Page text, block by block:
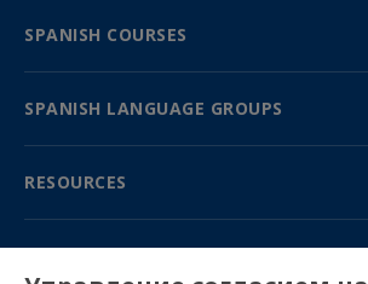
SPANISH COURSES
SPANISH LANGUAGE GROUPS
RESOURCES
TRAVEL GUIDE